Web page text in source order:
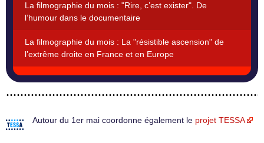
La filmographie du mois : "Rire, c’est exister". De
l’humour dans le documentaire
La filmographie du mois : La "résistible ascension" de
l’extrême droite en France et en Europe
Autour du 1er mai coordonne également le projet TESSA